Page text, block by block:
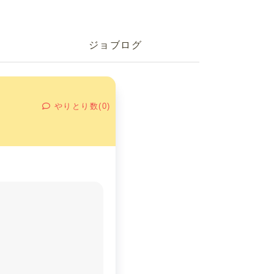
ジョブログ
やりとり数(0)